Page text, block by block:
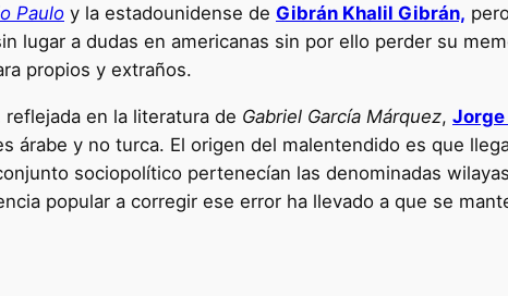
Paulo y la estadounidense de Gibrán Khalil Gibrán,
lugar a dudas en americanas sin por ello perder su
propios y extraños.
en la literatura de Gabriel García Márquez, Jorge
árabe y no turca. El origen del malentendido es que
sociopolítico pertenecían las denominadas
popular a corregir ese error ha llevado a que se